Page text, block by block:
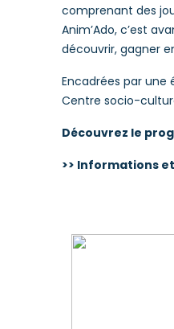
comprenant des
Anim’Ado, c’est
découvrir, gagner
Encadrées par une
Centre socio-
Découvrez le
>> Informations et